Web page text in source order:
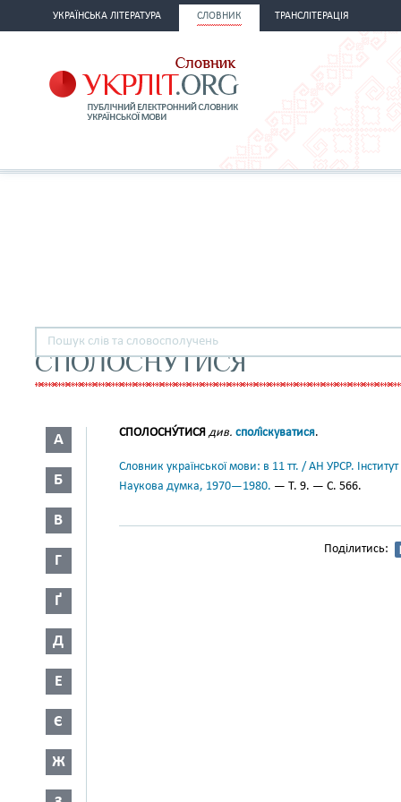
УКРАЇНСЬКА ЛІТЕРАТУРА СЛОВНИК ТРАНСЛІТЕРАЦІЯ
СПОЛОСНУТИСЯ
А
Б
В
Г
Ґ
Д
Е
Є
Ж
СПОЛОСНУ́ТИСЯ див. сполі́скуватися.
Словник української мови: в 11 тт. / АН УРСР.
Наукова думка, 1970—1980. — Т. 9. — С. 566.
Поділитись: